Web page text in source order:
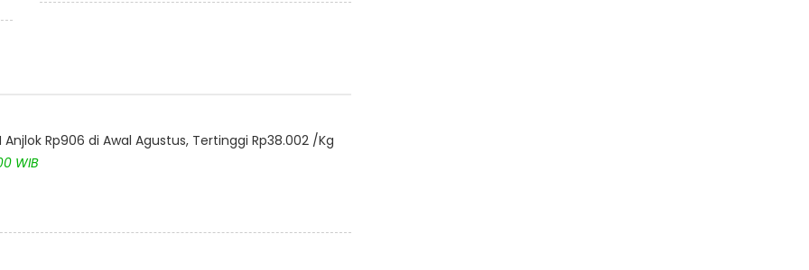
Anjlok Rp906 di Awal Agustus, Tertinggi Rp38.002 /Kg
WIB